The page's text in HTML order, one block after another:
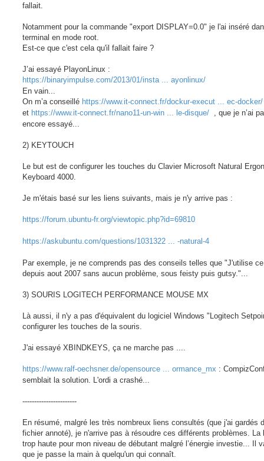
fallait.
Notamment pour la commande "export DISPLAY=0.0" je l'ai inséré
terminal en mode root.
Est-ce que c'est cela qu'il fallait faire ?
J’ai essayé PlayonLinux :
https://binaryimpulse.com/2013/01/insta ... ayonlinux/
En vain...
On m’a conseillé https://www.it-connect.fr/dockur-execut ... ec-docker/
et https://www.it-connect.fr/nano11-un-win ... le-disque/ , que je n’ai
encore essayé...
2) KEYTOUCH
Le but est de configurer les touches du Clavier Microsoft Natural
Keyboard 4000.
Je m'étais basé sur les liens suivants, mais je n'y arrive pas :
https://forum.ubuntu-fr.org/viewtopic.php?id=69810
https://askubuntu.com/questions/1031322 ... -natural-4
Par exemple, je ne comprends pas des conseils telles que "J'utilise
depuis aout 2007 sans aucun problème, sous feisty puis gutsy."...
3) SOURIS LOGITECH PERFORMANCE MOUSE MX
Là aussi, il n'y a pas d'équivalent du logiciel Windows "Logitech
configurer les touches de la souris.
J'ai essayé XBINDKEYS, ça ne marche pas ....
https://www.ralf-oechsner.de/opensource ... ormance_mx :
semblait la solution. L'ordi a crashé...
-----------------------
En résumé, malgré les très nombreux liens consultés (que j'ai gardés
fichier annoté), je n'arrive pas à résoudre ces différents problèmes. La
trop haute pour mon niveau de débutant malgré l’énergie investie... Il
que je passe la main à quelqu'un qui connaît.